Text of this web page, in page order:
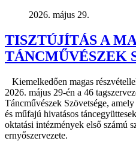
2026. május 29.
TISZTÚJÍTÁS A
TÁNCMŰVÉSZEK
Kiemelkedően magas
2026. május 29-én a 46
Táncművészek Szövetsége,
és műfajú hivatásos
oktatási intézmények első számú
ernyőszervezete.